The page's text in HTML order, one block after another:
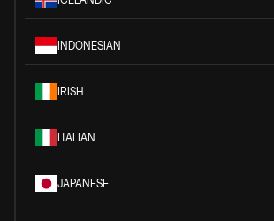
INDONESIAN
IRISH
ITALIAN
JAPANESE